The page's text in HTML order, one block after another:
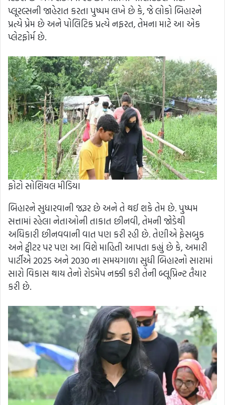
પ્લૂરલ્સની જાહેરાત કરતા પુષ્પમ લખે છે કે, જે લોકો બિહારને
પ્રત્યે પ્રેમ છે અને પોલિટિક પ્રત્યે નફરત, તેમના માટે આ એક
પ્લેટફોર્મ છે.
ફોટો સોશિયલ મીડિયા
બિહારને સુધારવાની જરૂર છે અને તે થઈ શકે તેમ છે. પુષ્પમ
સત્તામાં રહેલા નેતાઓની તાકાત છીનવી, તેમની જોડેથી
અધિકારી છીનવવાની વાત પણ કરી રહી છે. તેણીએ ફેસબુક
અને ટ્વીટર પર પણ આ વિશે માહિતી આપતા કહ્યું છે કે, અમારી
પાર્ટીએ 2025 અને 2030 ના સમયગાળા સુધી બિહારનો સારામાં
સારો વિકાસ થાય તેનો રોડમેપ નક્કી કરી તેની બ્લૂપ્રિન્ટ તૈયાર
કરી છે.